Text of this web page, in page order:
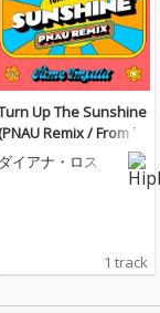
Up The Sunshine
(PNAU Remix / From 'M
inions: The Rise of Gr
u' Soundtrack)
ダイアナ・ロス
1 track